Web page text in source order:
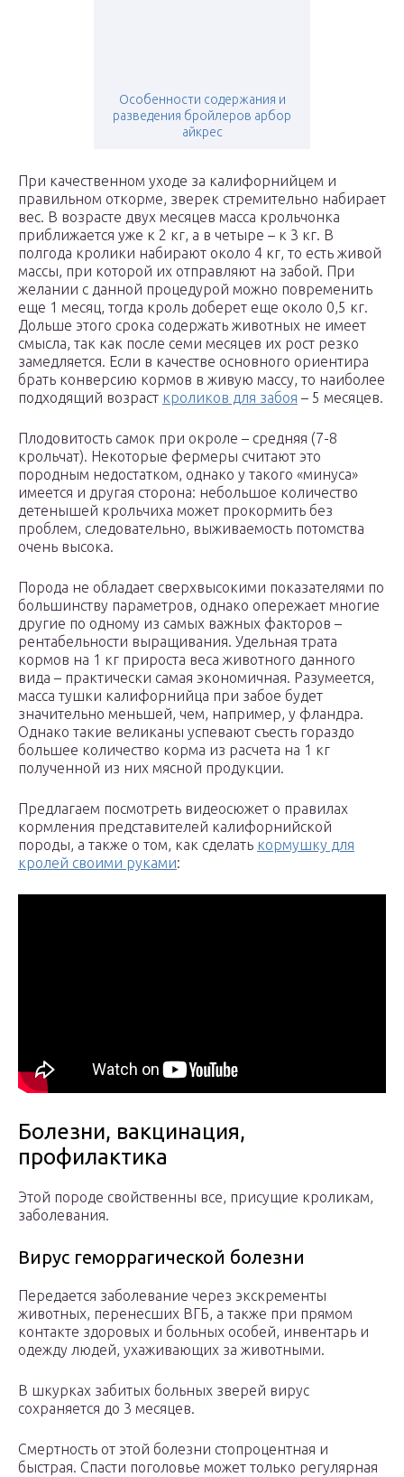
Особенности содержания и
разведения бройлеров арбор
айкрес
При качественном уходе за калифорнийцем и
правильном откорме, зверек стремительно набирает
вес. В возрасте двух месяцев масса крольчонка
приближается уже к 2 кг, а в четыре – к 3 кг. В
полгода кролики набирают около 4 кг, то есть живой
массы, при которой их отправляют на забой. При
желании с данной процедурой можно повременить
еще 1 месяц, тогда кроль доберет еще около 0,5 кг.
Дольше этого срока содержать животных не имеет
смысла, так как после семи месяцев их рост резко
замедляется. Если в качестве основного ориентира
брать конверсию кормов в живую массу, то наиболее
подходящий возраст кроликов для забоя – 5 месяцев.
Плодовитость самок при окроле – средняя (7-8
крольчат). Некоторые фермеры считают это
породным недостатком, однако у такого «минуса»
имеется и другая сторона: небольшое количество
детенышей крольчиха может прокормить без
проблем, следовательно, выживаемость потомства
очень высока.
Порода не обладает сверхвысокими показателями по
большинству параметров, однако опережает многие
другие по одному из самых важных факторов –
рентабельности выращивания. Удельная трата
кормов на 1 кг прироста веса животного данного
вида – практически самая экономичная. Разумеется,
масса тушки калифорнийца при забое будет
значительно меньшей, чем, например, у фландра.
Однако такие великаны успевают съесть гораздо
большее количество корма из расчета на 1 кг
полученной из них мясной продукции.
Предлагаем посмотреть видеосюжет о правилах
кормления представителей калифорнийской
породы, а также о том, как сделать кормушку для
кролей своими руками:
Болезни, вакцинация,
профилактика
Этой породе свойственны все, присущие кроликам,
заболевания.
Вирус геморрагической болезни
Передается заболевание через экскременты
животных, перенесших ВГБ, а также при прямом
контакте здоровых и больных особей, инвентарь и
одежду людей, ухаживающих за животными.
В шкурках забитых больных зверей вирус
сохраняется до 3 месяцев.
Смертность от этой болезни стопроцентная и
быстрая. Спасти поголовье может только регулярная